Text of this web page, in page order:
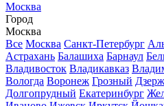
Москва
Город
Москва
Все Москва Санкт-Петербург
Астрахань Балашиха Барнаул
Владивосток Владикавказ
Вологда Воронеж Грозный
Долгопрудный Екатеринбург